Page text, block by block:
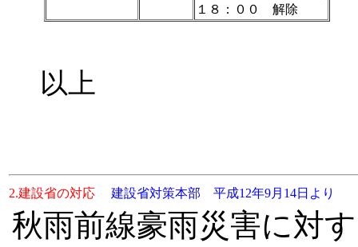
１８：００ 解除
以上
2.建設省の対応 建設省対策本部 平成12年9月14日より
秋雨前線豪雨災害に対